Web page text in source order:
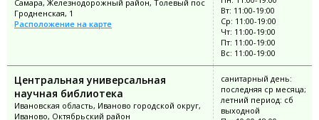
Самара, Железнодорожный район, Толевый пос
Гродненская, 1
Расположение на карте
Вт: 11:00-19:00
Ср: 11:00-19:00
Чт: 11:00-19:00
Пт: 11:00-19:00
Вс: 11:00-19:00
Центральная универсальная
научная библиотека
Ивановская область, Иваново городской округ,
Иваново, Октябрьский район
санитарный день:
последняя ср месяца;
летний период: сб
выходной